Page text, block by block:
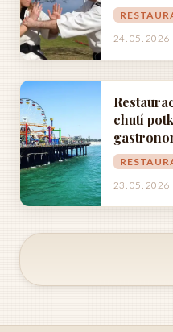
24. 05. 2026
chutí
23. 05. 2026